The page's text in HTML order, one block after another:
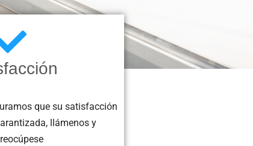
que su satisfacción
llámenos y